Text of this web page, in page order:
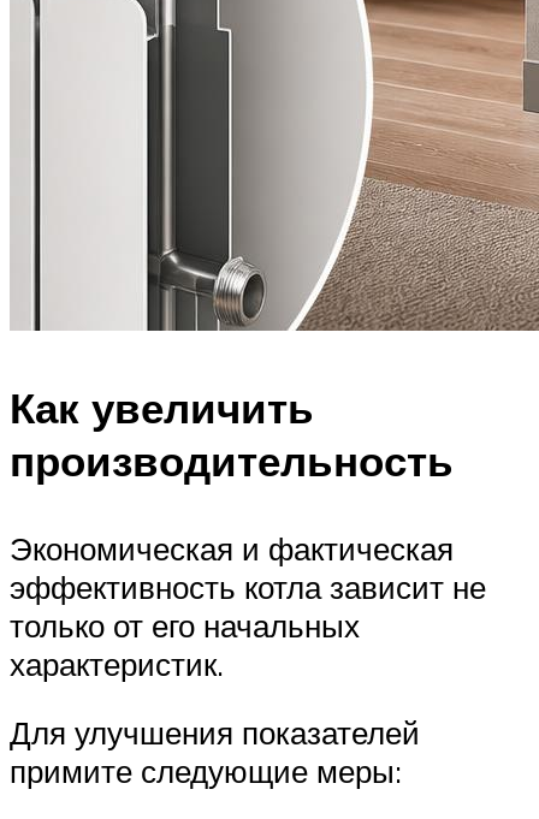
Как увеличить
производительность
Экономическая и фактическая
эффективность котла зависит не
только от его начальных
характеристик.
Для улучшения показателей
примите следующие меры: